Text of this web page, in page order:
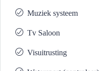
Muziek systeem
Tv Saloon
Visuitrusting